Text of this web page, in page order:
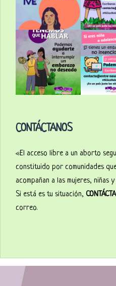
CONTÁCTANOS
«El acceso libre a un aborto
constituido por comunidades
acompañan a las mujeres, niñas
Si está es tu situación,
correo.